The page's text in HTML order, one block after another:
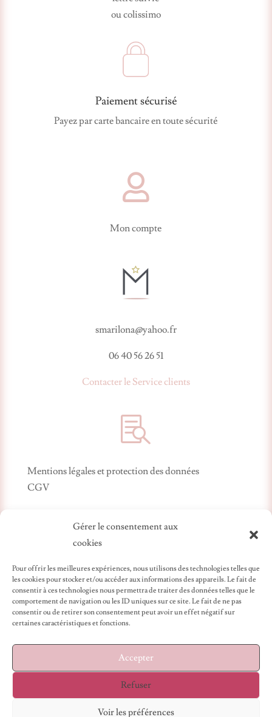
Gérer le consentement aux
cookies
Pour offrir les meilleures expériences, nous utilisons des technologies telles que
les cookies pour stocker et/ou accéder aux informations des appareils. Le fait de
consentir à ces technologies nous permettra de traiter des données telles que le
comportement de navigation ou les ID uniques sur ce site. Le fait de ne pas
consentir ou de retirer son consentement peut avoir un effet négatif sur
certaines caractéristiques et fonctions.
Accepter
Refuser
Voir les préférences
ou colissimo
Paiement sécurisé
Payez par carte bancaire en toute sécurité

Mon compte
smarilona@yahoo.fr
06 40 56 26 51
Contacter le Service clients

Mentions légales et protection des données
CGV
Création artisanale
Les bijoux que nous proposons sont conçus et montés
au sein de notre atelier de fabrication dans la
Métropole lilloise.